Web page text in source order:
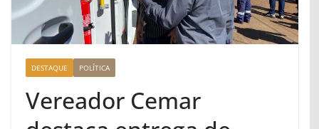
DESTAQUE POLÍTICA
Vereador Cemar